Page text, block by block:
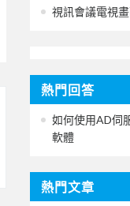
視訊會議電視
熱門回答
如何使用AD伺
軟體
熱門文章